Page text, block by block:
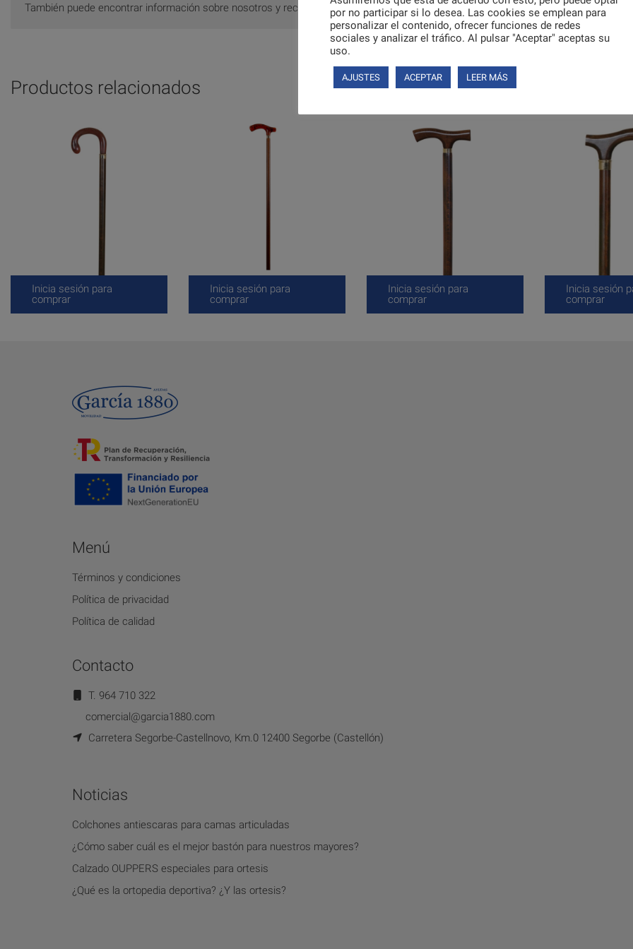
También puede encontrar información sobre nosotros y recomendaciones de uso de nuestros productos enGarcía 1880.
Productos relacionados
Inicia sesión para
comprar
Inicia sesión para
comprar
Inicia sesión para
comprar
Inicia sesión
comprar
Menú
Términos y condiciones
Política de privacidad
Política de calidad
Contacto
T. 964 710 322
comercial@garcia1880.com
Carretera Segorbe-Castellnovo, Km.0 12400 Segorbe (Castellón)
Noticias
Colchones antiescaras para camas articuladas
¿Cómo saber cuál es el mejor bastón para nuestros mayores?
Calzado OUPPERS especiales para ortesis
¿Qué es la ortopedia deportiva? ¿Y las ortesis?
por no participar si lo desea. Las cookies se emplean para
personalizar el contenido, ofrecer funciones de redes
sociales y analizar el tráfico. Al pulsar "Aceptar" aceptas su
uso.
AJUSTES ACEPTAR LEER MÁS